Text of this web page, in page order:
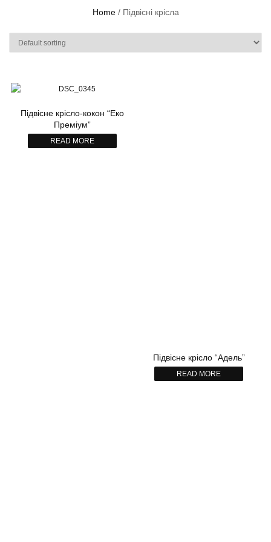
Home/ Підвісні крісла
Підвісне крісло-кокон “Еко
Преміум”
READ MORE
Підвісне крісло “Адель”
READ MORE